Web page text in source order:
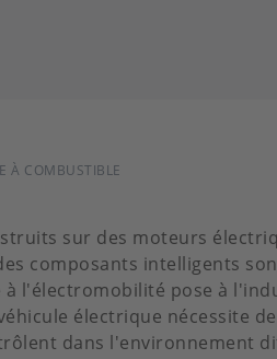
À COMBUSTIBLE
sur des moteurs
composants intelligents
à l'électromobilité pose à
électrique nécessite
dans l'environnement